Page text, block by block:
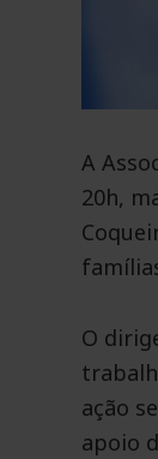
A
20h,
O
ação
apoio